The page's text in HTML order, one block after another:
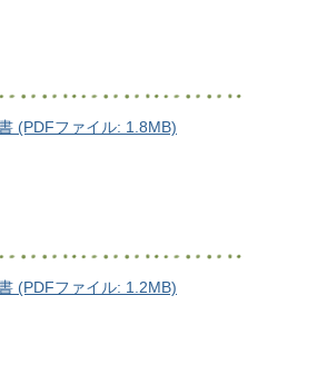
(PDFファイル: 1.8MB)
(PDFファイル: 1.2MB)